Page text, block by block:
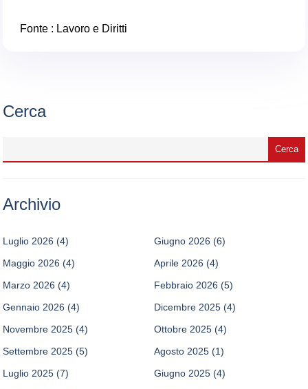
Fonte : Lavoro e Diritti
Cerca
Archivio
Luglio 2026 (4) Giugno 2026 (6)
Maggio 2026 (4) Aprile 2026 (4)
Marzo 2026 (4) Febbraio 2026 (5)
Gennaio 2026 (4) Dicembre 2025 (4)
Novembre 2025 (4) Ottobre 2025 (4)
Settembre 2025 (5) Agosto 2025 (1)
Luglio 2025 (7) Giugno 2025 (4)